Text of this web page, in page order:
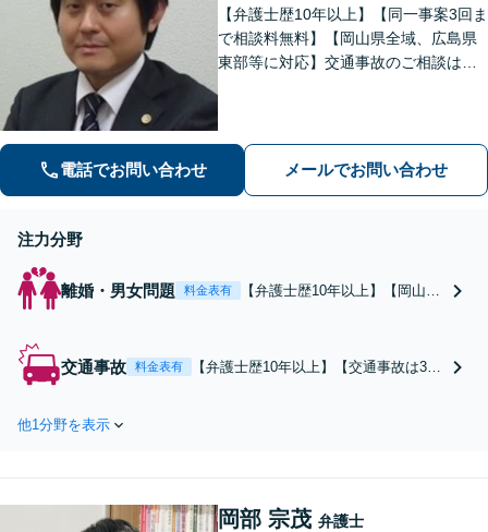
【弁護士歴10年以上】【同一事案3回ま
で相談料無料】【岡山県全域、広島県
東部等に対応】交通事故のご相談はお
る方、ご相談ください。
電話でお問い合わせ メールでお問い合わせ
注力分野
離婚・男女問題 料金表有
【弁護士歴10年以上】【岡山県
ください！豊富な経験から解決
交通事故 料金表有
【弁護士歴10年以上】【交通事故は3回
へ【岡山県全域、広島県東部等に対
他1分野を表示
岡部 宗茂 弁護士